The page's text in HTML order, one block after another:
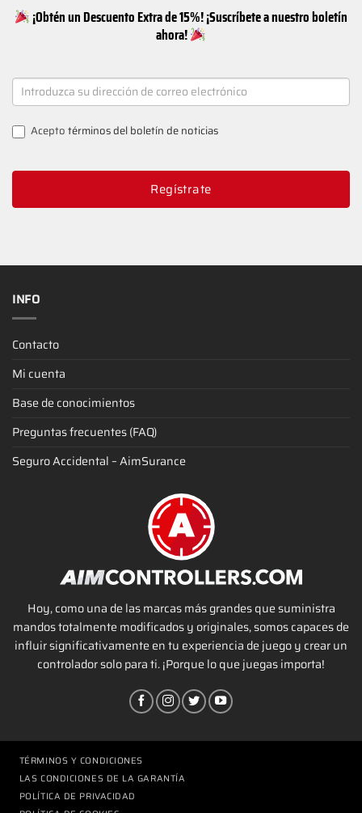
¡Obtén un Descuento Extra de 15%! ¡Suscríbete a nuestro boletín
ahora!
NEWSLETTER
SIGNUP
Aceptotérminos del boletín de noticias
Regístrate
INFO
Contacto
Mi cuenta
Base de conocimientos
Preguntas frecuentes (FAQ)
Seguro Accidental – AimSurance
Hoy, como una de las marcas más grandes que suministra
mandos totalmente modificados y originales, somos capaces de
influir significativamente en tu experiencia de juego y crear un
controlador solo para ti. ¡Porque lo que juegas importa!
TÉRMINOS Y CONDICIONES
LAS CONDICIONES DE LA GARANTÍA
POLÍTICA DE PRIVACIDAD